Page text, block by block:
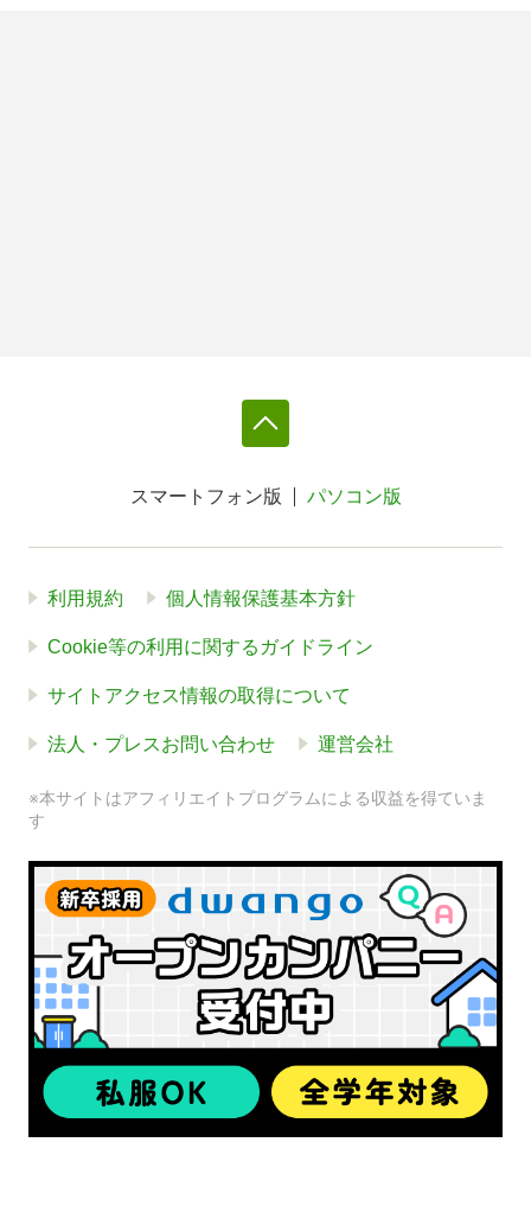
スマートフォン版 パソコン版
利用規約 個人情報保護基本方針
Cookie等の利用に関するガイドライン
サイトアクセス情報の取得について
法人・プレスお問い合わせ 運営会社
※本サイトはアフィリエイトプログラムによる収益を得ていま
す